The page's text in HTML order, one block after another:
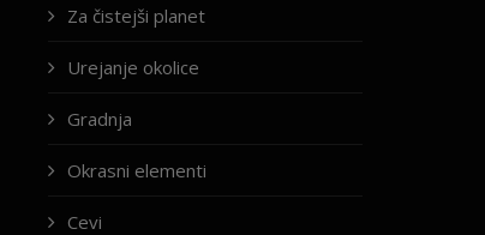
Za čistejši planet
Urejanje okolice
Gradnja
Okrasni elementi
Cevi